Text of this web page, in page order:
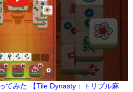
てみた 【Tile Dynasty：トリプル麻